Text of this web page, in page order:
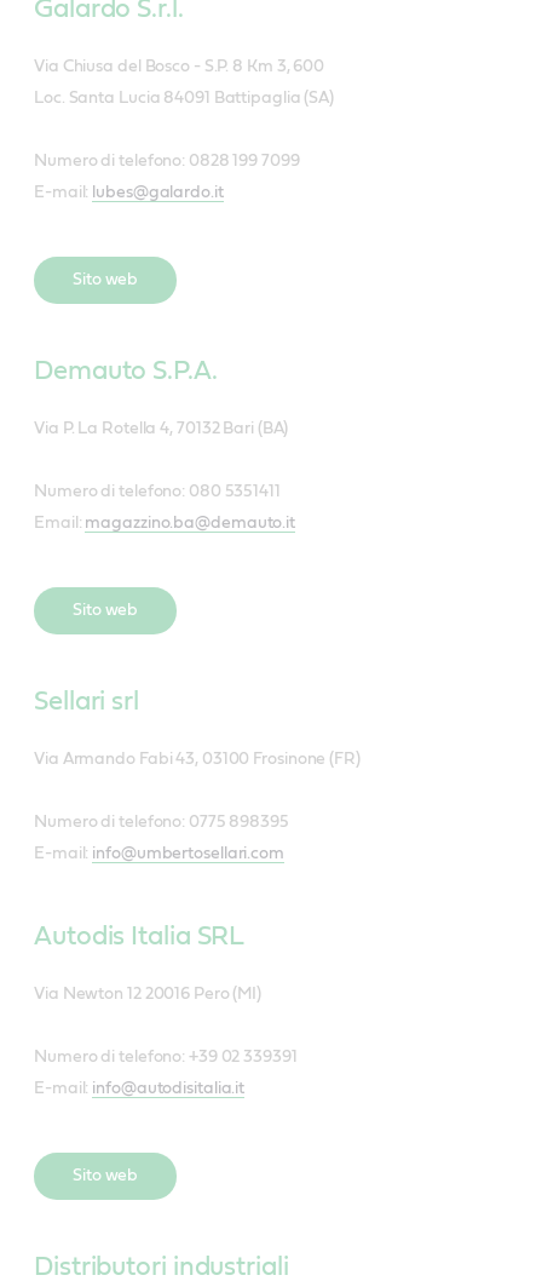
Galardo S.r.l.
Via Chiusa del Bosco - S.P. 8 Km 3, 600
Loc. Santa Lucia 84091 Battipaglia (SA)
Numero di telefono: 0828 199 7099
E-mail: lubes@galardo.it
Sito web
Demauto S.P.A.
Via P. La Rotella 4, 70132 Bari (BA)
Numero di telefono: 080 5351411
Email: magazzino.ba@demauto.it
Sito web
Sellari srl
Via Armando Fabi 43, 03100 Frosinone (FR)
Numero di telefono: 0775 898395
E-mail: info@umbertosellari.com
Autodis Italia SRL
Via Newton 12 20016 Pero (MI)
Numero di telefono: +39 02 339391
E-mail: info@autodisitalia.it
Sito web
Distributori industriali